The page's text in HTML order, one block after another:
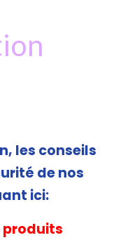
les conseils
de nos
ici:
produits